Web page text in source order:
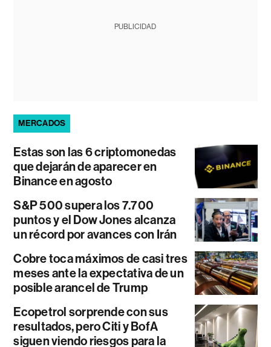
PUBLICIDAD
MERCADOS
Estas son las 6 criptomonedas
que dejarán de aparecer en
Binance en agosto
S&P 500 supera los 7.700
puntos y el Dow Jones alcanza
un récord por avances con Irán
Cobre toca máximos de casi tres
meses ante la expectativa de un
posible arancel de Trump
Ecopetrol sorprende con sus
resultados, pero Citi y BofA
siguen viendo riesgos para la